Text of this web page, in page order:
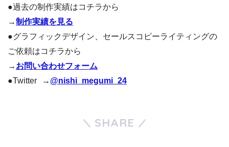
●過去の制作実績はコチラから
→制作実績を見る
●グラフィックデザイン、セールスコピーライティングの
ご依頼はコチラから
→ お問い合わせフォーム
●Twitter → @nishi_megumi_24
SHARE